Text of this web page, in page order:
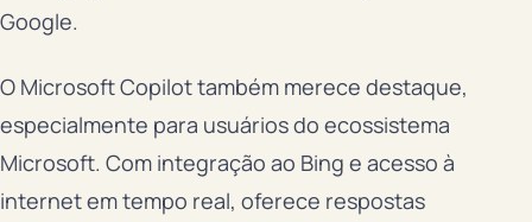
Google.
O Microsoft Copilot também merece destaque,
especialmente para usuários do ecossistema
Microsoft. Com integração ao Bing e acesso à
internet em tempo real, oferece respostas